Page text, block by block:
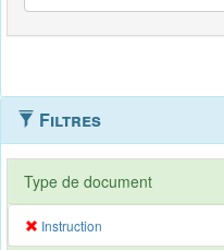
Filtres
Type de document
Instruction